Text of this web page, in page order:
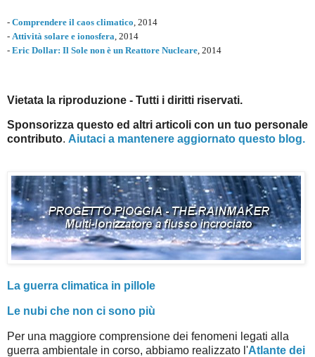
- Comprendere il caos climatico , 2014
- Attività solare e ionosfera , 2014
- Eric Dollar: Il Sole non è un Reattore Nucleare , 2014
Vietata la riproduzione - Tutti i diritti riservati.
Sponsorizza questo ed altri articoli con un tuo personale
contributo. Aiutaci a mantenere aggiornato questo blog.
La guerra climatica in pillole
Le nubi che non ci sono più
Per una maggiore comprensione dei fenomeni legati alla
guerra ambientale in corso, abbiamo realizzato l'Atlante dei